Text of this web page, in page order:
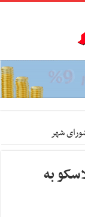
شهر
به